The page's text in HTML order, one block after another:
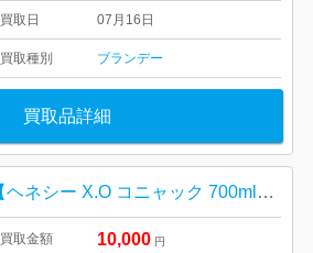
買取日 07月16日
買取種別 ブランデー
買取品詳細
【ヘネシー X.O コニャック 700ml（箱付き）】
買取金額 10,000 円